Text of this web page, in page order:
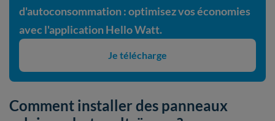
d'autoconsommation : optimisez vos économies
avec l'application Hello Watt.
Je télécharge
Comment installer des panneaux